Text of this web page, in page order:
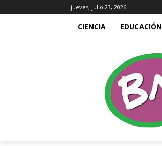
jueves, julio 23, 2026
CIENCIA EDUCACIÓN